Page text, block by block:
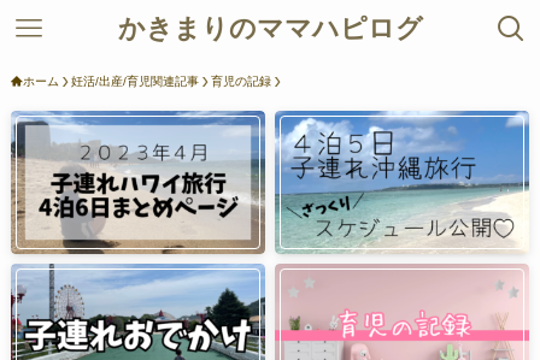
かきまりのママハピログ
ホーム 妊活/出産/育児関連記事 育児の記録